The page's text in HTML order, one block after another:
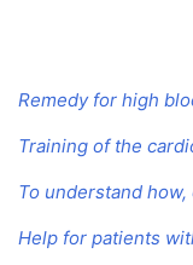
Remedy for high
Training of the
To understand
Help for patients